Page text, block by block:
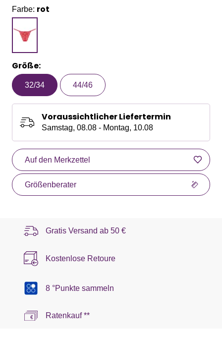
Farbe: rot
Größe:
32/34 44/46
Voraussichtlicher Liefertermin
Samstag, 08.08 - Montag, 10.08
Auf den Merkzettel
Größenberater
Gratis Versand ab 50 €
Kostenlose Retoure
8 °Punkte sammeln
Ratenkauf **